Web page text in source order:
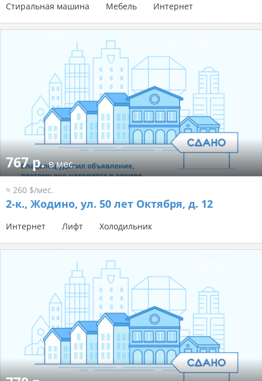
Стиральная машина Мебель Интернет
767 р.в мес.
≈ 260 $/мес.
2-к., Жодино, ул. 50 лет Октября, д. 12
Интернет Лифт Холодильник